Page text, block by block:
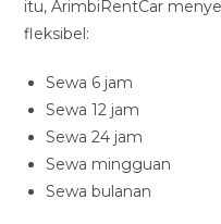
itu, ArimbiRentCar
fleksibel:
Sewa 6 jam
Sewa 12 jam
Sewa 24 jam
Sewa mingguan
Sewa bulanan